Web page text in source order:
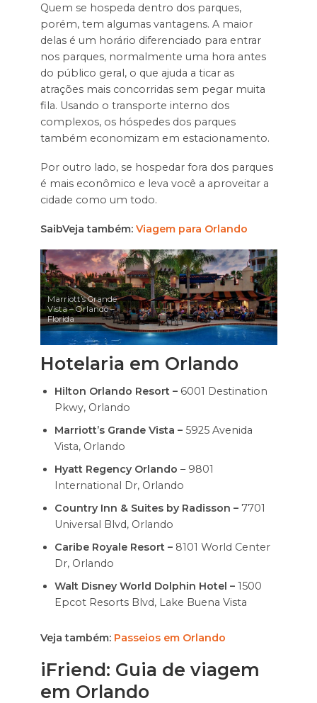
Quem se hospeda dentro dos parques,
porém, tem algumas vantagens. A maior
delas é um horário diferenciado para entrar
nos parques, normalmente uma hora antes
do público geral, o que ajuda a ticar as
atrações mais concorridas sem pegar muita
fila. Usando o transporte interno dos
complexos, os hóspedes dos parques
também economizam em estacionamento.
Por outro lado, se hospedar fora dos parques
é mais econômico e leva você a aproveitar a
cidade como um todo.
SaibVeja também: Viagem para Orlando
Marriott’s Grande
Vista – Orlando –
Florida
Hotelaria em Orlando
Hilton Orlando Resort– 6001 Destination
Pkwy, Orlando
Marriott’s Grande Vista – 5925 Avenida
Vista, Orlando
Hyatt Regency Orlando – 9801
International Dr, Orlando
Country Inn & Suites by Radisson – 7701
Universal Blvd, Orlando
Caribe Royale Resort – 8101 World Center
Dr, Orlando
Walt Disney World Dolphin Hotel –1500
Epcot Resorts Blvd, Lake Buena Vista
Veja também: Passeios em Orlando
iFriend: Guia de viagem
em Orlando